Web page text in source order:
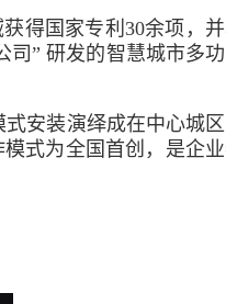
得国家专利30余项，
司” 研发的智慧城市多
安装演绎成在中心城
式为全国首创，是企